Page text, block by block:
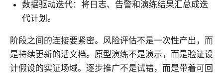
数据驱动迭代：将日志、告警和演练结果汇总成迭
代计划。
阶段之间的连接要紧密。风险评估不是一次性产出，而
是持续更新的活文档。原型演练不是演示，而是验证设
计假设的实证场域。逐步推广不是试错，而是带着可回